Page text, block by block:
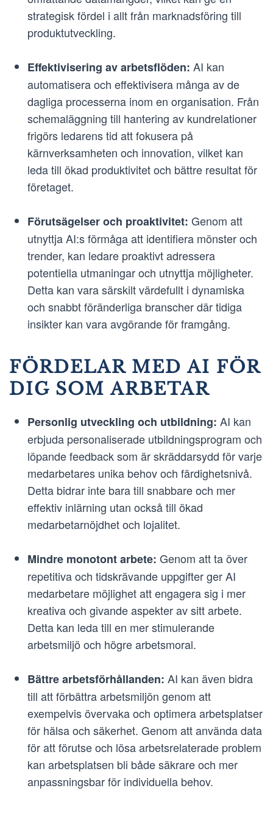
strategisk fördel i allt från marknadsföring till
produktutveckling.
Effektivisering av arbetsflöden: AI kan
automatisera och effektivisera många av de
dagliga processerna inom en organisation. Från
schemaläggning till hantering av kundrelationer
frigörs ledarens tid att fokusera på
kärnverksamheten och innovation, vilket kan
leda till ökad produktivitet och bättre resultat för
företaget.
Förutsägelser och proaktivitet: Genom att
utnyttja AI:s förmåga att identifiera mönster och
trender, kan ledare proaktivt adressera
potentiella utmaningar och utnyttja möjligheter.
Detta kan vara särskilt värdefullt i dynamiska
och snabbt föränderliga branscher där tidiga
insikter kan vara avgörande för framgång.
FÖRDELAR MED AI FÖR
DIG SOM ARBETAR
Personlig utveckling och utbildning: AI kan
erbjuda personaliserade utbildningsprogram och
löpande feedback som är skräddarsydd för varje
medarbetares unika behov och färdighetsnivå.
Detta bidrar inte bara till snabbare och mer
effektiv inlärning utan också till ökad
medarbetarnöjdhet och lojalitet.
Mindre monotont arbete: Genom att ta över
repetitiva och tidskrävande uppgifter ger AI
medarbetare möjlighet att engagera sig i mer
kreativa och givande aspekter av sitt arbete.
Detta kan leda till en mer stimulerande
arbetsmiljö och högre arbetsmoral.
Bättre arbetsförhållanden: AI kan även bidra
till att förbättra arbetsmiljön genom att
exempelvis övervaka och optimera arbetsplatser
för hälsa och säkerhet. Genom att använda data
för att förutse och lösa arbetsrelaterade problem
kan arbetsplatsen bli både säkrare och mer
anpassningsbar för individuella behov.